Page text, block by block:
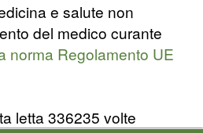
e salute non
del medico curante
norma Regolamento UE
letta 336235 volte